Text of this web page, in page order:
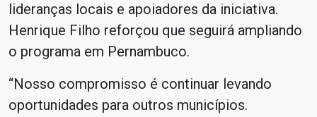
lideranças locais e apoiadores da iniciativa.
Henrique Filho reforçou que seguirá ampliando
o programa em Pernambuco.
“Nosso compromisso é continuar levando
oportunidades para outros municípios.